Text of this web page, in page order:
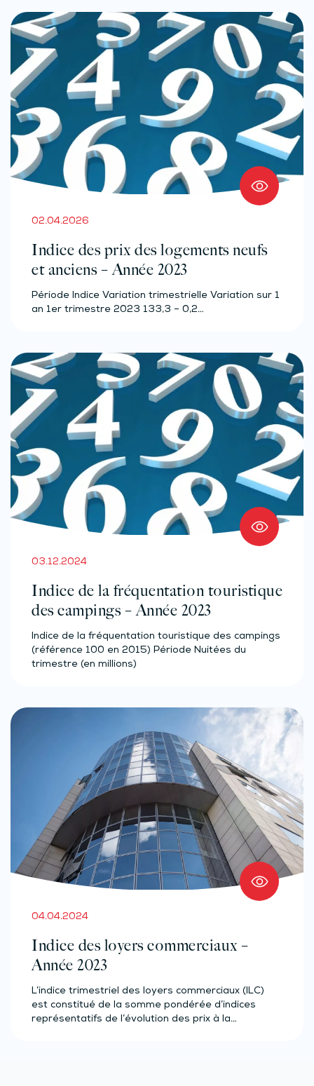
02.04.2026
Indice des prix des logements neufs
et anciens – Année 2023
Période Indice Variation trimestrielle Variation sur 1
an 1er trimestre 2023 133,3 – 0,2…
03.12.2024
Indice de la fréquentation touristique
des campings – Année 2023
Indice de la fréquentation touristique des campings
(référence 100 en 2015) Période Nuitées du
trimestre (en millions)
04.04.2024
Indice des loyers commerciaux –
Année 2023
L’indice trimestriel des loyers commerciaux (ILC)
est constitué de la somme pondérée d’indices
représentatifs de l’évolution des prix à la…